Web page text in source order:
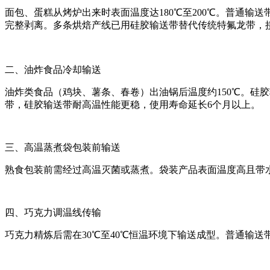
面包、蛋糕从烤炉出来时表面温度达180℃至200℃。普通输
完整剥离。多条烘焙产线已用硅胶输送带替代传统特氟龙带，
二、油炸食品冷却输送
油炸类食品（鸡块、薯条、春卷）出油锅后温度约150℃。硅
带，硅胶输送带耐高温性能更稳，使用寿命延长6个月以上。
三、高温蒸煮袋包装前输送
熟食包装前需经过高温灭菌或蒸煮。袋装产品表面温度高且
四、巧克力调温线传输
巧克力精炼后需在30℃至40℃恒温环境下输送成型。普通输送